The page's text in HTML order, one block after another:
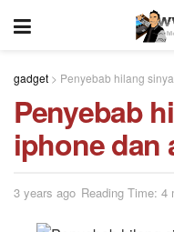
gadget > Penyebab hilang
Penyebab
iphone dan
3 years ago Reading Time: 4